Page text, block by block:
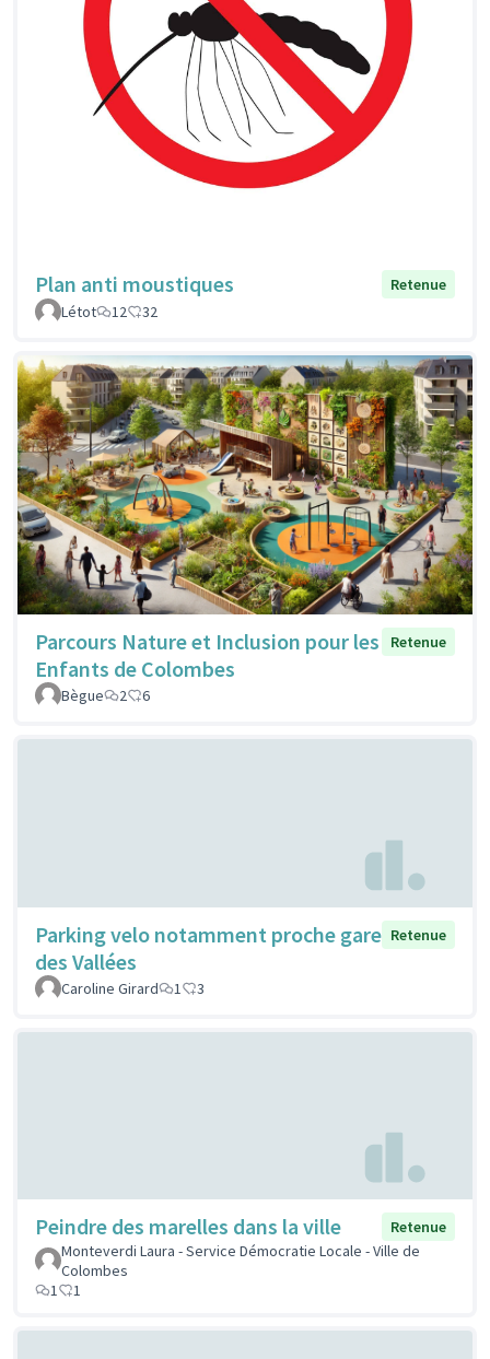
Plan anti moustiques
Retenue
Létot
12 32
Parcours Nature et Inclusion pour les
Enfants de Colombes
Retenue
Bègue 2 6
Parking velo notamment proche gare
des Vallées
Retenue
Caroline Girard 1 3
Peindre des marelles dans la ville
Retenue
Monteverdi Laura - Service Démocratie Locale - Ville de
Colombes
1
1